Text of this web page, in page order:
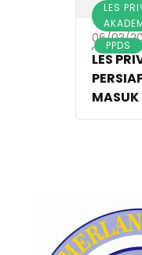
LES
, PPDS
06/03/
LES